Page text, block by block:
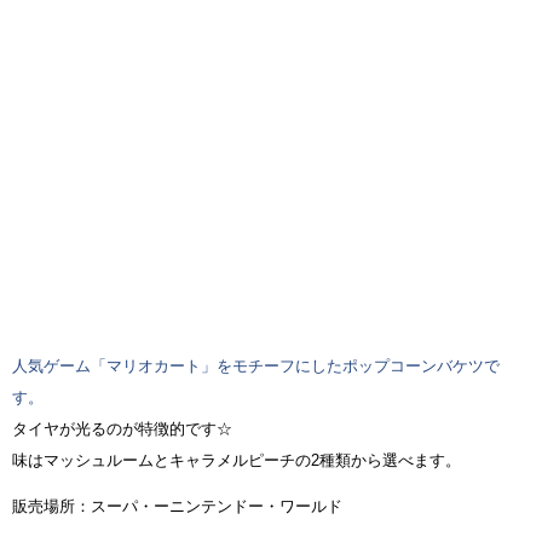
人気ゲーム「マリオカート」をモチーフにしたポップコーンバケツで
す。
タイヤが光るのが特徴的です☆
味はマッシュルームとキャラメルピーチの2種類から選べます。
販売場所：スーパ・ーニンテンドー・ワールド